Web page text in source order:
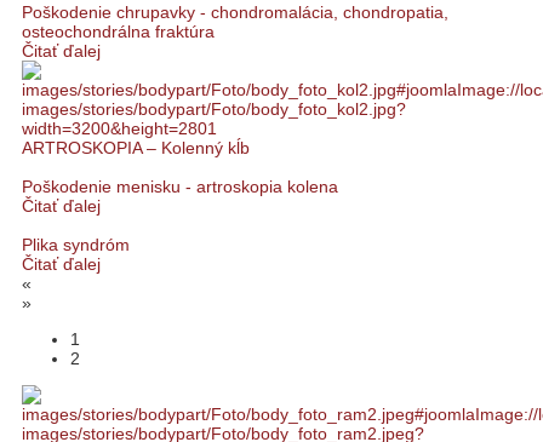
Poškodenie chrupavky - chondromalácia, chondropatia,
osteochondrálna fraktúra
Čitať ďalej
ARTROSKOPIA – Kolenný kĺb
Poškodenie menisku - artroskopia kolena
Čitať ďalej
Plika syndróm
Čitať ďalej
«
»
1
2